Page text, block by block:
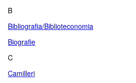
B
Bibliografia/Biblioteconomia
Biografie
C
Camilleri